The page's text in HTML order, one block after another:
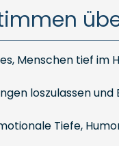
Menschen tief im
loszulassen und
Tiefe,